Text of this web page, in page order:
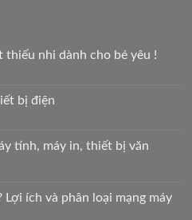
thiếu nhi dành cho bé yêu !
bị điện
tính, máy in, thiết bị văn
Lợi ích và phân loại mạng máy